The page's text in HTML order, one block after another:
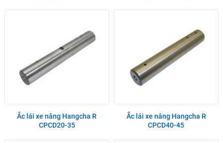
Ắc lái xe nâng Hangcha R
CPCD20-35
Ắc lái xe nâng Hangcha R
CPCD40-45